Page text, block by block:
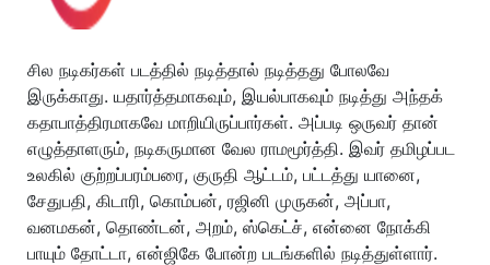
சில நடிகர்கள் படத்தில் நடித்தால் நடித்தது போலவே
இருக்காது. யதார்த்தமாகவும், இயல்பாகவும் நடித்து அந்தக்
கதாபாத்திரமாகவே மாறியிருப்பார்கள். அப்படி ஒருவர் தான்
எழுத்தாளரும், நடிகருமான வேல ராமமூர்த்தி. இவர் தமிழப்பட
உலகில் குற்றப்பரம்பரை, குருதி ஆட்டம், பட்டத்து யானை,
சேதுபதி, கிடாரி, கொம்பன், ரஜினி முருகன், அப்பா,
வனமகன், தொண்டன், அறம், ஸ்கெட்ச், என்னை நோக்கி
பாயும் தோட்டா, என்ஜிகே போன்ற படங்களில் நடித்துள்ளார்.